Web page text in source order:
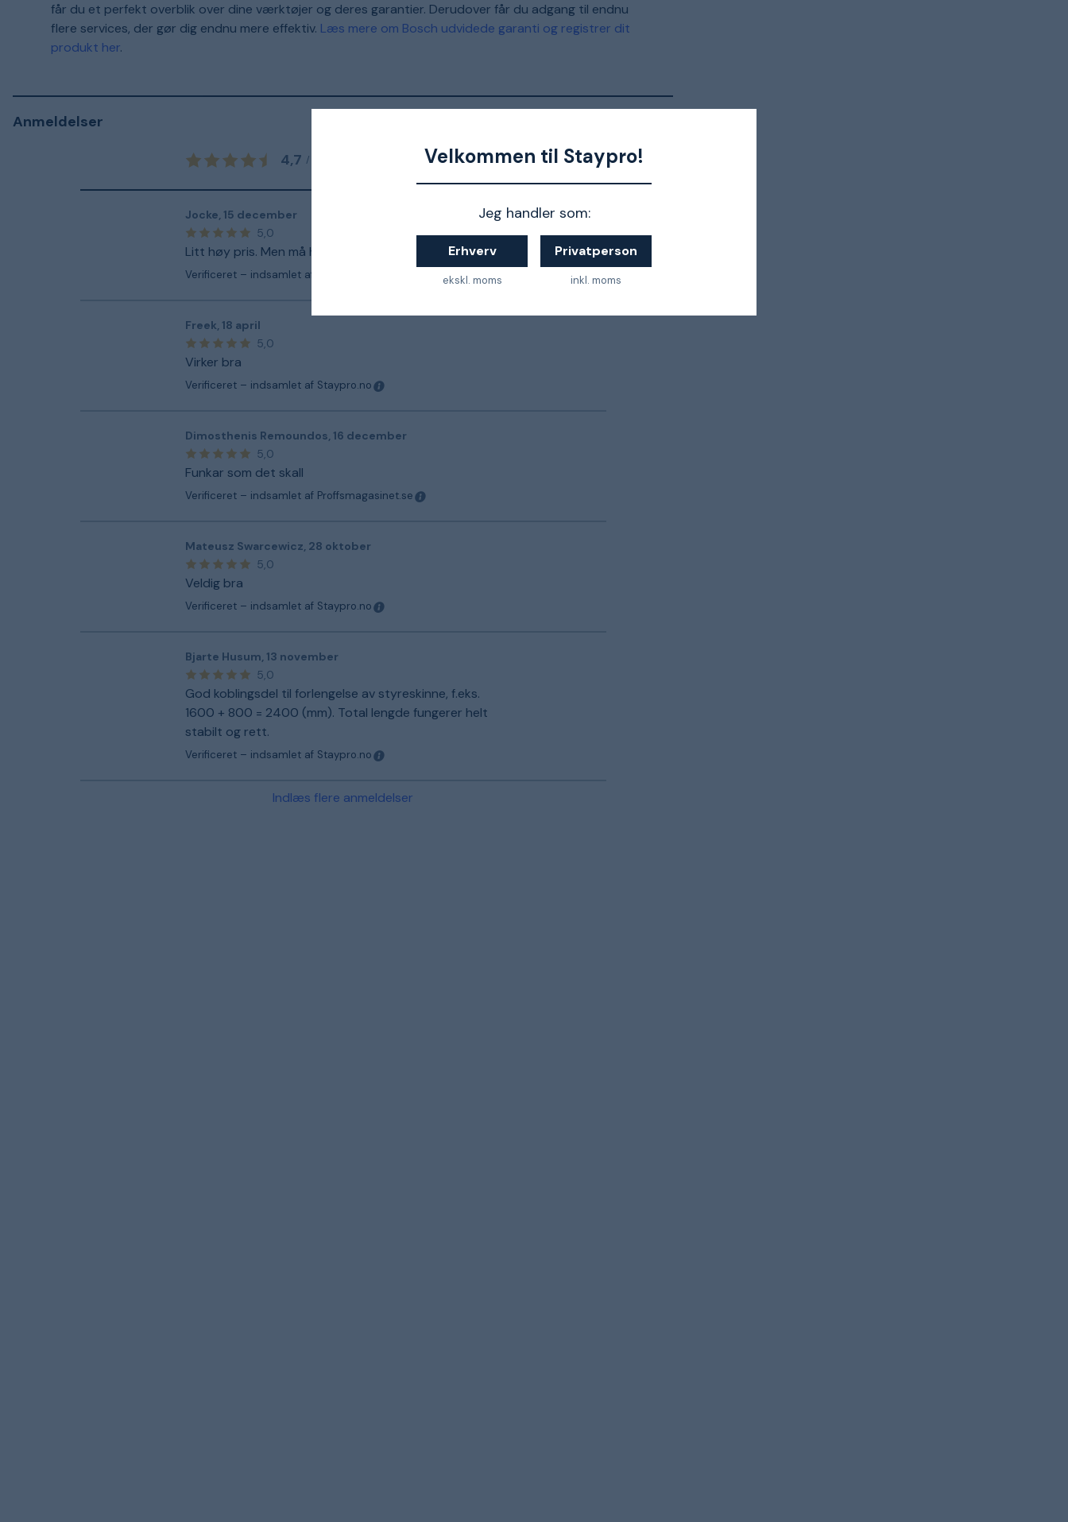
Velkommen til Staypro!
Jeg handler som:
Erhverv
ekskl. moms
Privatperson
inkl. moms
får du et perfekt overblik over dine værktøjer og deres garantier. Derudover får du adgang til endnu
flere services, der gør dig endnu mere effektiv. Læs mere om Bosch udvidede garanti og registrer dit
produkt her.
Anmeldelser
4,7 /
Jocke, 15 december
5,0
Litt høy pris. Men må ha en slik. Fungerer meget bra
Verificeret – indsamlet af Staypro.no
Freek, 18 april
5,0
Virker bra
Verificeret – indsamlet af Staypro.no
Dimosthenis Remoundos, 16 december
5,0
Funkar som det skall
Verificeret – indsamlet af Proffsmagasinet.se
Mateusz Swarcewicz, 28 oktober
5,0
Veldig bra
Verificeret – indsamlet af Staypro.no
Bjarte Husum, 13 november
5,0
God koblingsdel til forlengelse av styreskinne, f.eks.
1600 + 800 = 2400 (mm). Total lengde fungerer helt
stabilt og rett.
Verificeret – indsamlet af Staypro.no
Indlæs flere anmeldelser